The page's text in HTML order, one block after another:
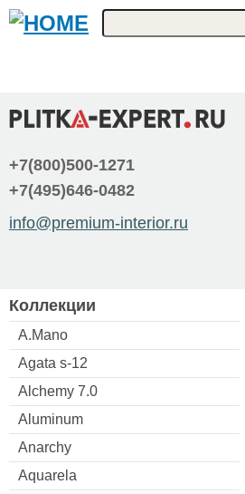
+7(800)500-1271
+7(495)646-0482
info@premium-interior.ru
Коллекции
A.Mano
Agata s-12
Alchemy 7.0
Aluminum
Anarchy
Aquarela